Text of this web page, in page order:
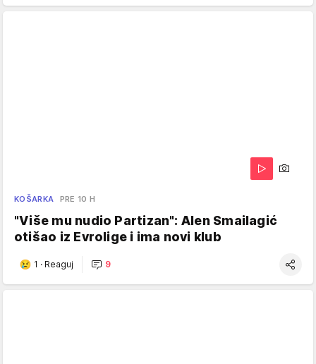
KOŠARKA PRE 10 H
"Više mu nudio Partizan": Alen Smailagić
otišao iz Evrolige i ima novi klub
1 · Reaguj 9